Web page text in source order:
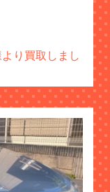
り買取しまし